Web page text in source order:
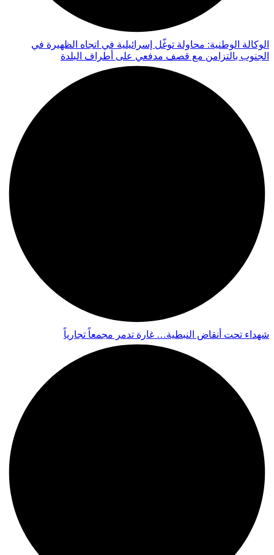
الوكالة الوطنية: محاولة توغّل إسرائيلية في اتجاه الظهيرة في
الجنوب بالتزامن مع قصف مدفعي على أطراف البلدة
شهداء تحت أنقاض النبطية… غارة تدمر مجمعاً تجارياً